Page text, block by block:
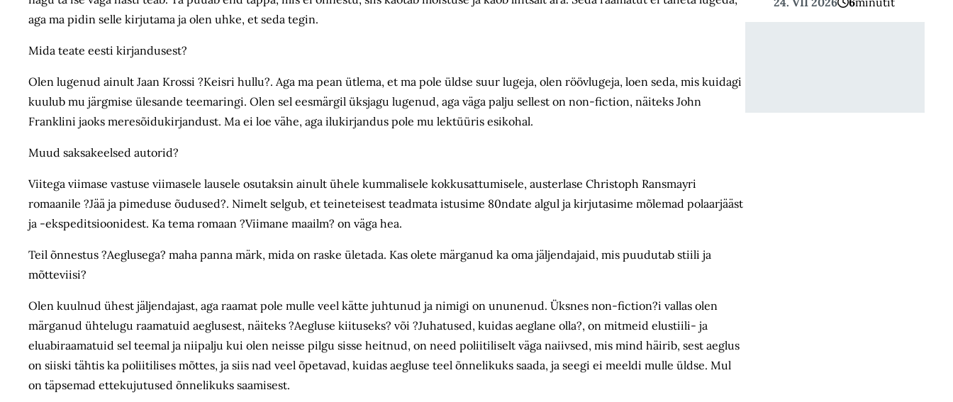
aga ma pidin selle kirjutama ja olen uhke, et seda tegin.
Mida teate eesti kirjandusest?
Olen lugenud ainult Jaan Krossi ?Keisri hullu?. Aga ma pean ütlema, et ma pole üldse suur lugeja, olen röövlugeja, loen seda, mis kuidagi
kuulub mu järgmise ülesande teemaringi. Olen sel eesmärgil üksjagu lugenud, aga väga palju sellest on non-fiction, näiteks John
Franklini jaoks meresõidukirjandust. Ma ei loe vähe, aga ilukirjandus pole mu lektüüris esikohal.
Muud saksakeelsed autorid?
Viitega viimase vastuse viimasele lausele osutaksin ainult ühele kummalisele kokkusattumisele, austerlase Christoph Ransmayri
romaanile ?Jää ja pimeduse õudused?. Nimelt selgub, et teineteisest teadmata istusime 80ndate algul ja kirjutasime mõlemad polaarjääst
ja -eks­pe­ditsioonidest. Ka tema romaan ?Viimane maailm? on väga hea.
Teil õnnestus ?Aeglusega? maha panna märk, mida on raske ületada. Kas olete märganud ka oma jäljendajaid, mis puudutab stiili ja
mõtteviisi?
Olen kuulnud ühest jäljendajast, aga raamat pole mulle veel kätte juhtunud ja nimigi on ununenud. Üksnes non-fiction?i vallas olen
märganud ühtelugu raamatuid aeglusest, näiteks ?Aegluse kiituseks? või ?Juhatused, kuidas aeglane olla?, on mitmeid elustiili- ja
eluabiraamatuid sel teemal ja niipalju kui olen neisse pilgu sisse heitnud, on need poliitiliselt väga naiivsed, mis mind häirib, sest aeglus
on siiski tähtis ka poliitilises mõttes, ja siis nad veel õpetavad, kuidas aegluse teel õnnelikuks saada, ja seegi ei meeldi mulle üldse. Mul
on täpsemad ettekujutused õnnelikuks saamisest.